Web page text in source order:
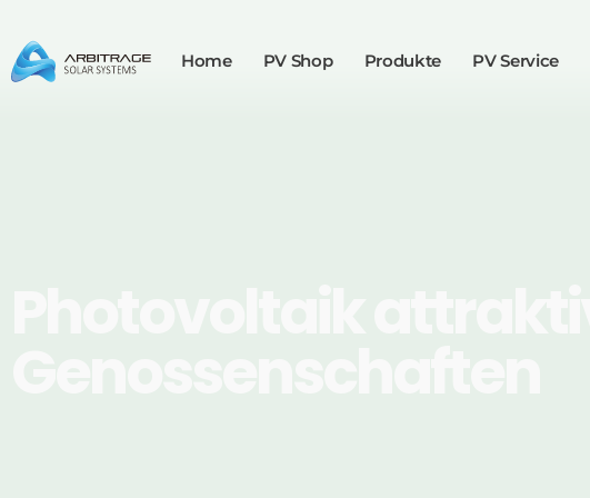
Home PV Shop Produkte PV Service